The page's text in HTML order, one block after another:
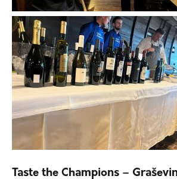
Taste the Champions –